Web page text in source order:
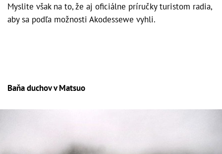
Myslite však na to, že aj oficiálne príručky turistom radia,
aby sa podľa možnosti Akodessewe vyhli.
Baňa duchov v Matsuo